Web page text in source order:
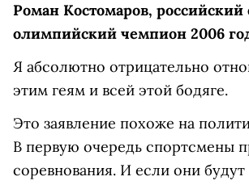
Роман Костомаров, российский
олимпийский чемпион 2006
Я абсолютно отрицательно
этим геям и всей этой бодяге.
Это заявление похоже на
В первую очередь спортсмены
соревнования. И если они будут